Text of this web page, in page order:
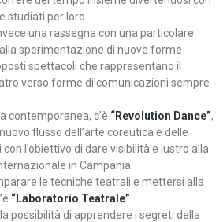
studiati per loro.
una rassegna con una particolare
sperimentazione di nuove forme
spettacoli che rappresentano il
verso forme di comunicazioni sempre
contemporanea, c’è “Revolution Dance”,
flusso dell’arte coreutica e delle
l’obiettivo di dare visibilità e lustro alla
in Campania.
le tecniche teatrali e mettersi alla
“Laboratorio Teatrale”
possibilità di apprendere i segreti della